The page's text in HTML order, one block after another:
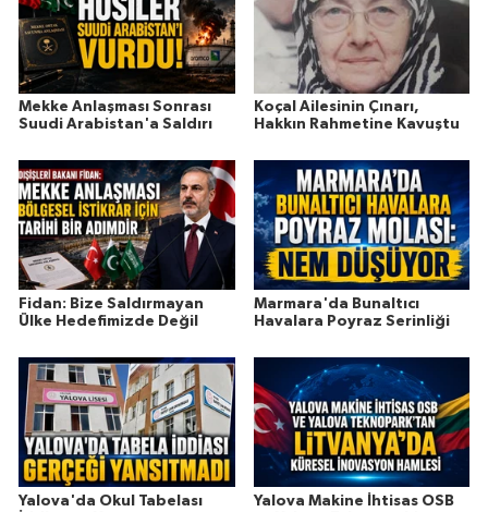
Mekke Anlaşması Sonrası
Suudi Arabistan'a Saldırı
Koçal Ailesinin Çınarı,
Hakkın Rahmetine Kavuştu
Fidan: Bize Saldırmayan
Ülke Hedefimizde Değil
Marmara'da Bunaltıcı
Havalara Poyraz Serinliği
Yalova'da Okul Tabelası
Yalova Makine İhtisas OSB